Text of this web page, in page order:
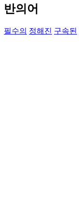
반의어
필수의 정해진 구속된